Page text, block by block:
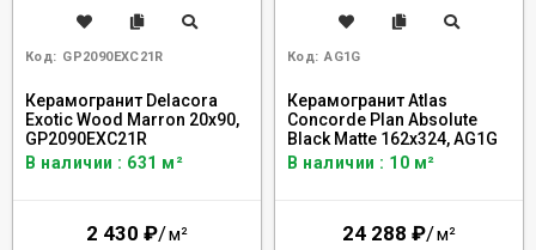
Код: GP2090EXC21R
Керамогранит Delacora
Exotic Wood Marron 20x90,
GP2090EXC21R
В наличии : 631 м²
2 430 ₽/м²
Код: AG1G
Керамогранит Atlas
Concorde Plan Absolute
Black Matte 162x324, AG1G
В наличии : 10 м²
24 288 ₽/м²